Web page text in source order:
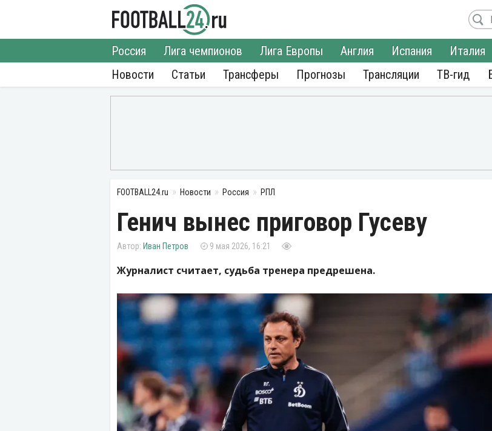
Новости
Россия Лига чемпионов Лига Европы Англия Испания Италия
Статьи
Трансферы Прогнозы Трансляции ТВ-гид
FOOTBALL24.ru Новости Россия РПЛ
Генич вынес приговор Гусеву
Иван Петров 9 мая 2026, 16:21
Журналист считает, судьба тренера предрешена.